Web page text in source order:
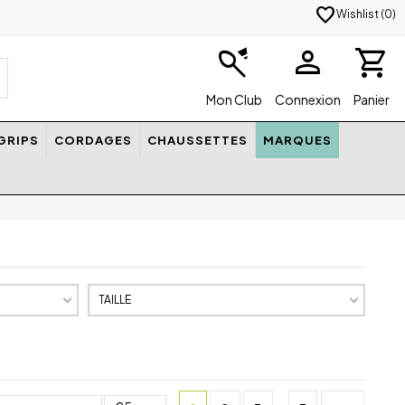
favoriteWishlist (0)
badminton
Mon Club
person
Connexion
shopping_cart
Panier
CORDAGES CHAUSSETTES MARQUES
TAILLE